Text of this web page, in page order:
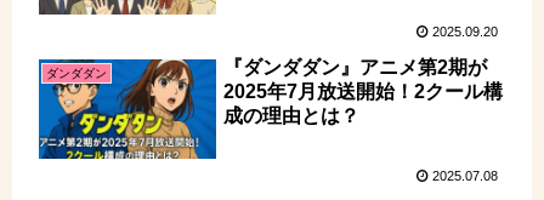
2025.09.20
ダンダダン
『ダンダダン』アニメ第2期が
2025年7月放送開始！2クール構
成の理由とは？
2025.07.08